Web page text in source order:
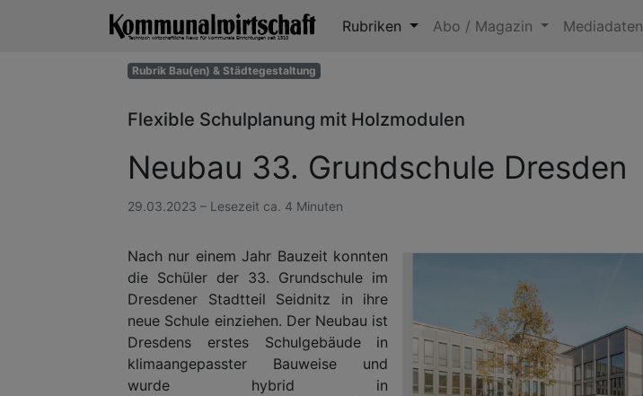
Rubriken Abo / Magazin Mediadaten
Rubrik Bau(en) & Städtegestaltung
Flexible Schulplanung mit Holzmodulen
Neubau 33. Grundschule Dresden
29.03.2023 – Lesezeit ca. 4 Minuten
Nach nur einem Jahr Bauzeit konnten
die Schüler der 33. Grundschule im
Dresdener Stadtteil Seidnitz in ihre
neue Schule einziehen. Der Neubau ist
Dresdens erstes Schulgebäude in
klimaangepasster Bauweise und
wurde hybrid in